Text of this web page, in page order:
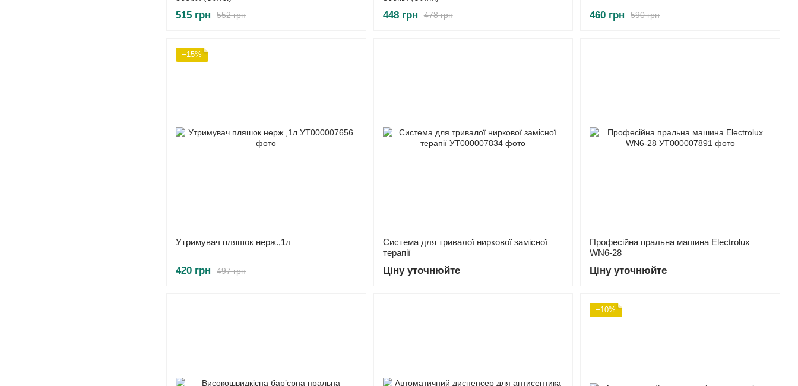
552 грн
515 грн 478 грн
448 грн 590 грн
460 грн
−15%
Утримувач пляшок нерж.,1л
497 грн
420 грн
Система для тривалої ниркової замісної
терапії
Ціну уточнюйте
Професійна пральна машина Electrolux
WN6-28
Ціну уточнюйте
−10%